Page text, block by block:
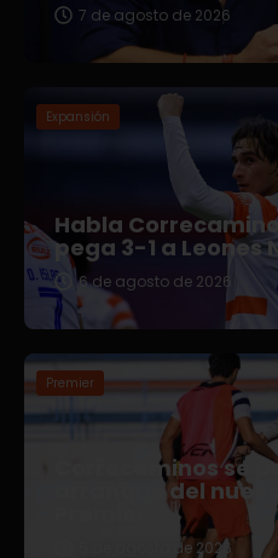
7 de agosto de 2026
Expansión
Habla
pega 3-1 a Leones
6 de agosto de 2026
Premier
Correcaminos se
arranque del
5 de agosto de 2026